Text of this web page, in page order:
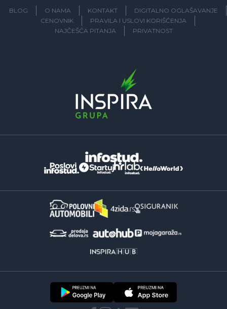
BLOG O NAMA KONTAKT
DIGITALNO OGLAŠAVANJE
CENOVNIK
PRAVILA I USLOVI KORIŠĆENJA
NAJČEŠĆA PITANJA
PRIVATNOST